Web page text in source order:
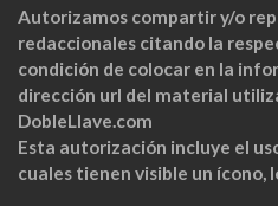
Autorizamos compartir y/o
redaccionales citando la
condición de colocar en la
dirección url del material
DobleLlave.com
Esta autorización incluye el
cuales tienen visible un ícono,